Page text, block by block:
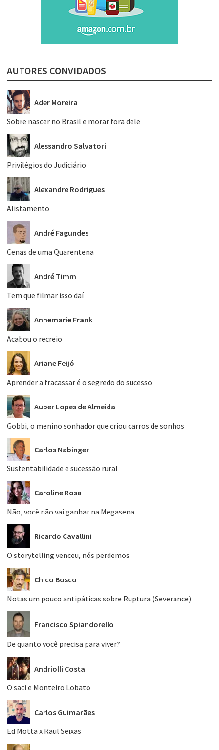
AUTORES CONVIDADOS
Ader Moreira
Sobre nascer no Brasil e morar fora dele
Alessandro Salvatori
Privilégios do Judiciário
Alexandre Rodrigues
Alistamento
André Fagundes
Cenas de uma Quarentena
André Timm
Tem que filmar isso daí
Annemarie Frank
Acabou o recreio
Ariane Feijó
Aprender a fracassar é o segredo do sucesso
Auber Lopes de Almeida
Gobbi, o menino sonhador que criou carros de sonhos
Carlos Nabinger
Sustentabilidade e sucessão rural
Caroline Rosa
Não, você não vai ganhar na Megasena
Ricardo Cavallini
O storytelling venceu, nós perdemos
Chico Bosco
Notas um pouco antipáticas sobre Ruptura (Severance)
Francisco Spiandorello
De quanto você precisa para viver?
Andriolli Costa
O saci e Monteiro Lobato
Carlos Guimarães
Ed Motta x Raul Seixas